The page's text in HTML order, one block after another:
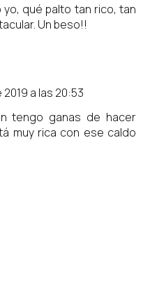
qué palto tan rico, tan
Un beso!!
a las 20:53
tengo ganas de hacer
muy rica con ese caldo